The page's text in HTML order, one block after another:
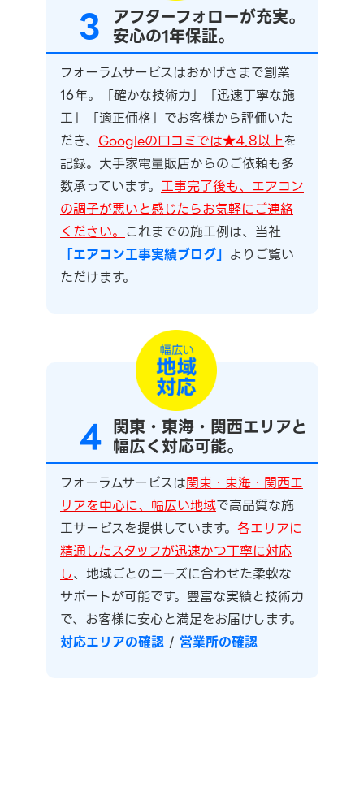
3 アフターフォローが充実。
安心の1年保証。
フォーラムサービスはおかげさまで創業
16年。「確かな技術力」「迅速丁寧な施
工」「適正価格」でお客様から評価いた
だき、 Googleの口コミでは★4.8以上を
記録。大手家電量販店からのご依頼も多
数承っています。 工事完了後も、エアコン
の調子が悪いと感じたらお気軽にご連絡
ください。これまでの施工例は、当社
「エアコン工事実績ブログ」 よりご覧い
ただけます。
4 関東・東海・関西エリアと
幅広く対応可能。
フォーラムサービスは関東・東海・関西エ
リアを中心に、幅広い地域で高品質な施
工サービスを提供しています。 各エリアに
精通したスタッフが迅速かつ丁寧に対応
し、地域ごとのニーズに合わせた柔軟な
サポートが可能です。豊富な実績と技術力
で、お客様に安心と満足をお届けします。
対応エリアの確認 / 営業所の確認